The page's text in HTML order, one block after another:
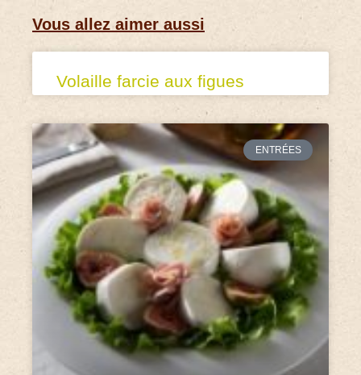
Vous allez aimer aussi
Volaille farcie aux figues
ENTRÉES